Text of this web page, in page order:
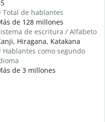
Total de hablantes
de 128 millones
de escritura / Alfabeto
Hiragana, Katakana
Hablantes como segundo
de 3 millones